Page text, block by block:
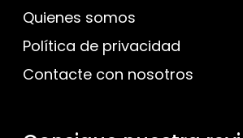
Quienes somos
Política de privacidad
Contacte con nosotros